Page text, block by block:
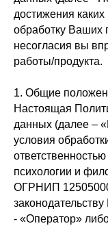
достижения
обработку Ваших
несогласия вы
работы/продукта.
1. Общие
Настоящая
данных (далее –
условия
психологии и
ОГРНИП
- «Оператор»